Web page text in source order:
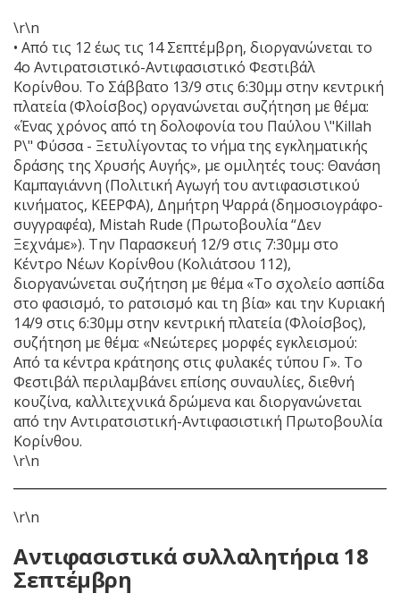
\r\n
• Από τις 12 έως τις 14 Σεπτέμβρη, διοργανώνεται το
4ο Αντιρατσιστικό-Αντιφασιστικό Φεστιβάλ
Κορίνθου. Το Σάββατο 13/9 στις 6:30μμ στην κεντρική
πλατεία (Φλοίσβος) οργανώνεται συζήτηση με θέμα:
«Ένας χρόνος από τη δολοφονία του Παύλου \"Killah
P\" Φύσσα - Ξετυλίγοντας το νήμα της εγκληματικής
δράσης της Χρυσής Αυγής», με ομιλητές τους: Θανάση
Καμπαγιάννη (Πολιτική Αγωγή του αντιφασιστικού
κινήματος, ΚΕΕΡΦΑ), Δημήτρη Ψαρρά (δημοσιογράφο-
συγγραφέα), Mistah Rude (Πρωτοβουλία “Δεν
Ξεχνάμε»). Την Παρασκευή 12/9 στις 7:30μμ στο
Κέντρο Νέων Κορίνθου (Κολιάτσου 112),
διοργανώνεται συζήτηση με θέμα «Το σχολείο ασπίδα
στο φασισμό, το ρατσισμό και τη βία» και την Κυριακή
14/9 στις 6:30μμ στην κεντρική πλατεία (Φλοίσβος),
συζήτηση με θέμα: «Νεώτερες μορφές εγκλεισμού:
Από τα κέντρα κράτησης στις φυλακές τύπου Γ». Το
Φεστιβάλ περιλαμβάνει επίσης συναυλίες, διεθνή
κουζίνα, καλλιτεχνικά δρώμενα και διοργανώνεται
από την Αντιρατσιστική-Αντιφασιστική Πρωτοβουλία
Κορίνθου.
\r\n
\r\n
Αντιφασιστικά συλλαλητήρια 18
Σεπτέμβρη